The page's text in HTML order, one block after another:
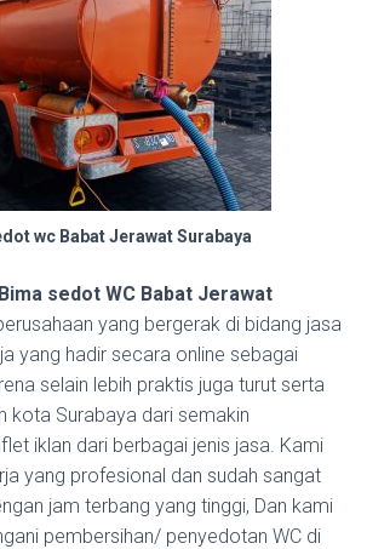
wc Babat Jerawat Surabaya
Bima sedot WC Babat Jerawat
yang bergerak di bidang jasa
yang hadir secara online sebagai
selain lebih praktis juga turut serta
kota Surabaya dari semakin
iklan dari berbagai jenis jasa. Kami
yang profesional dan sudah sangat
jam terbang yang tinggi, Dan kami
pembersihan/ penyedotan WC di